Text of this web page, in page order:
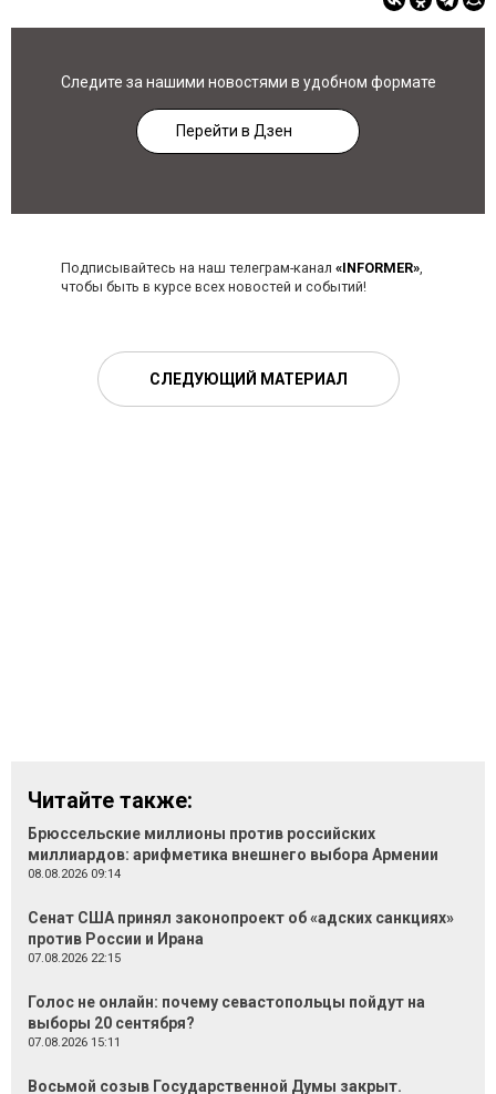
Следите за нашими новостями в удобном формате
Перейти в Дзен
Подписывайтесь на наш телеграм-канал «INFORMER»,
чтобы быть в курсе всех новостей и событий!
СЛЕДУЮЩИЙ МАТЕРИАЛ
Читайте также:
Брюссельские миллионы против российских
миллиардов: арифметика внешнего выбора Армении
08.08.2026 09:14
Сенат США принял законопроект об «адских санкциях»
против России и Ирана
07.08.2026 22:15
Голос не онлайн: почему севастопольцы пойдут на
выборы 20 сентября?
07.08.2026 15:11
Восьмой созыв Государственной Думы закрыт.